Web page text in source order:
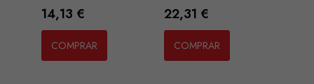
Preço
14,13 €
COMPRAR
Preço
22,31 €
COMPRAR